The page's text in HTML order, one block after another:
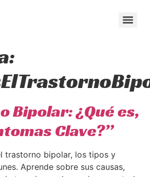
Bipolar: ¿Qué es,
Clave?”
trastorno bipolar, los tipos y
Aprende sobre sus causas,